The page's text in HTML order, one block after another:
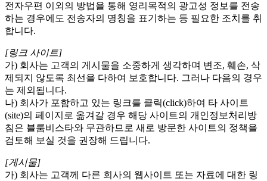
전자우편 이외의 방법을 통해 영리목적의 광고성 정보를 전송
하는 경우에도 전송자의 명칭을 표기하는 등 필요한 조치를 취
합니다.
[링크 사이트]
가) 회사는 고객의 게시물을 소중하게 생각하며 변조, 훼손, 삭
제되지 않도록 최선을 다하여 보호합니다. 그러나 다음의 경우
는 제외됩니다.
나) 회사가 포함하고 있는 링크를 클릭(click)하여 타 사이트
(site)의 페이지로 옮겨갈 경우 해당 사이트의 개인정보처리방
침은 블룸비스타와 무관하므로 새로 방문한 사이트의 정책을
검토해 보실 것을 권장해 드립니다.
[게시물]
가) 회사는 고객께 다른 회사의 웹사이트 또는 자료에 대한 링